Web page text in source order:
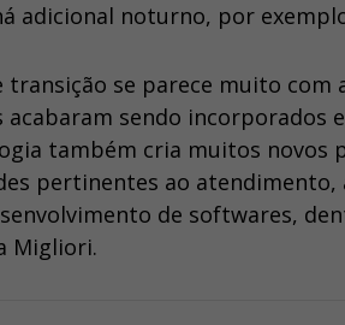
adicional noturno, por
transição se parece muito
acabaram sendo incorporados
também cria muitos
pertinentes ao
de softwares,
Migliori.